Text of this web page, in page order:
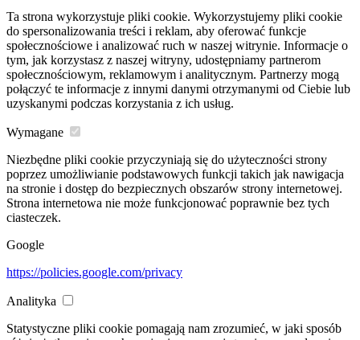
Ta strona wykorzystuje pliki cookie. Wykorzystujemy pliki cookie
do spersonalizowania treści i reklam, aby oferować funkcje
społecznościowe i analizować ruch w naszej witrynie. Informacje o
tym, jak korzystasz z naszej witryny, udostępniamy partnerom
społecznościowym, reklamowym i analitycznym. Partnerzy mogą
połączyć te informacje z innymi danymi otrzymanymi od Ciebie lub
uzyskanymi podczas korzystania z ich usług.
Wymagane
Niezbędne pliki cookie przyczyniają się do użyteczności strony
poprzez umożliwianie podstawowych funkcji takich jak nawigacja
na stronie i dostęp do bezpiecznych obszarów strony internetowej.
Strona internetowa nie może funkcjonować poprawnie bez tych
ciasteczek.
Google
https://policies.google.com/privacy
Analityka
Statystyczne pliki cookie pomagają nam zrozumieć, w jaki sposób